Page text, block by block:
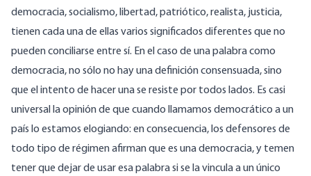
democracia, socialismo, libertad, patriótico, realista, justicia,
tienen cada una de ellas varios significados diferentes que no
pueden conciliarse entre sí. En el caso de una palabra como
democracia, no sólo no hay una definición consensuada, sino
que el intento de hacer una se resiste por todos lados. Es casi
universal la opinión de que cuando llamamos democrático a un
país lo estamos elogiando: en consecuencia, los defensores de
todo tipo de régimen afirman que es una democracia, y temen
tener que dejar de usar esa palabra si se la vincula a un único